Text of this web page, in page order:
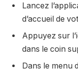
Lancez
d’accueil de
Appuyez sur
dans le coin
Dans le menu